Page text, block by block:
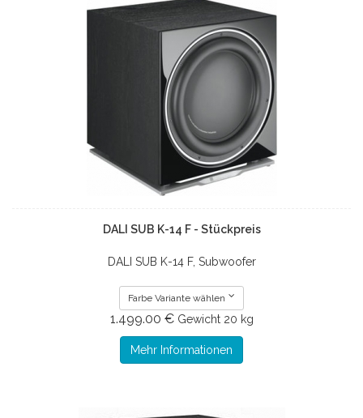
DALI SUB K-14 F - Stückpreis
DALI SUB K-14 F, Subwoofer
Farbe Variante wählen
1.499.00 € Gewicht 20 kg
Mehr Informationen